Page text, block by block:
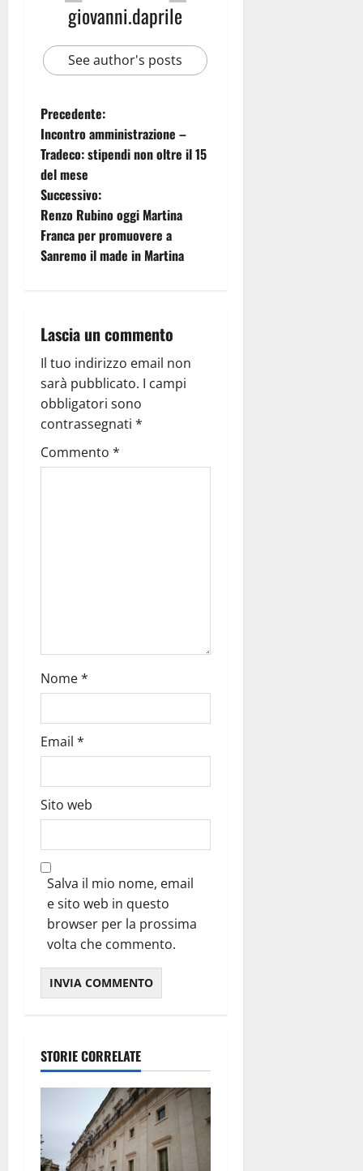
giovanni.daprile
See author's posts
Precedente:
Incontro amministrazione –
Tradeco: stipendi non oltre il 15
del mese
Successivo:
Renzo Rubino oggi Martina
Franca per promuovere a
Sanremo il made in Martina
Lascia un commento
Il tuo indirizzo email non
sarà pubblicato. I campi
obbligatori sono
contrassegnati *
Commento *
Nome*
Email *
Sito web
Salva il mio nome, email
e sito web in questo
browser per la prossima
volta che commento.
STORIE CORRELATE